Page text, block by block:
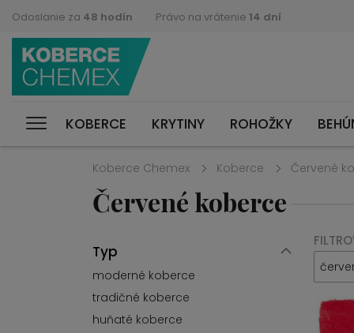
Odoslanie za 48 hodín Právo na vrátenie 14 dní
KOBERCE KRYTINY ROHOŽKY
Koberce Chemex Koberce Červené
Červené koberce
Typ
moderné koberce
tradičné koberce
huňaté koberce